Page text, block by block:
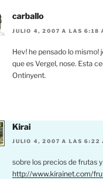
carballo
JULIO 4, 2007 A LAS 6:18
Hev! he pensado lo mismo!
que es Vergel, nose. Esta
Ontinyent.
Kirai
JULIO 4, 2007 A LAS 6:22
sobre los precios de frutas
http://www.kirainet.com/